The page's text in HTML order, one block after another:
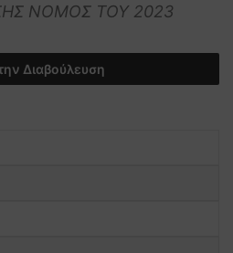
ΝΟΜΟΣ ΤΟΥ 2023
Διαβούλευση